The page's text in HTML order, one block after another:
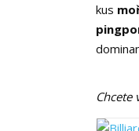
kus
Chcete